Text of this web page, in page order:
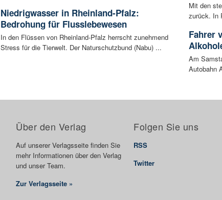
Niedrigwasser in Rheinland-Pfalz:
Bedrohung für Flusslebewesen
In den Flüssen von Rheinland-Pfalz herrscht zunehmend
Stress für die Tierwelt. Der Naturschutzbund (Nabu) ...
Mit den
zurück. In
Fahrer
Am
Autobahn
Über den Verlag
Auf unserer Verlagsseite finden Sie
mehr Informationen über den Verlag
und unser Team.
Zur Verlagsseite »
Folgen Sie uns
RSS
Twitter